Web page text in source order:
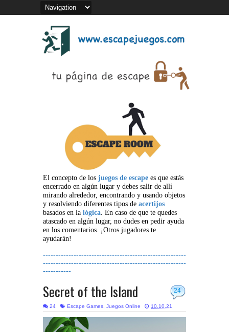
El concepto de los juegos de escape es que estás
encerrado en algún lugar y debes salir de allí
mirando alrededor, encontrando y usando objetos
y resolviendo diferentes tipos de acertijos
basados en la lógica. En caso de que te quedes
atascado en algún lugar, no dudes en pedir ayuda
en los comentarios. ¡Otros jugadores te
ayudarán!
--------------------------------------------------------
--------------------------------------------------------
-----------
24
Secret of the Island
24 Escape Games, Juegos Online 10.10.21